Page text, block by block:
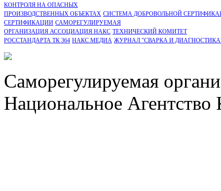
КОНТРОЛЯ НА ОПАСНЫХ
ПРОИЗВОДСТВЕННЫХ ОБЪЕКТАХ СИСТЕМА ДОБРОВОЛЬНОЙ
CЕРТИФИКАЦИИ САМОРЕГУЛИРУЕМАЯ
ОРГАНИЗАЦИЯ АССОЦИАЦИЯ НАКС ТЕХНИЧЕСКИЙ КОМИТЕТ
РОССТАНДАРТА ТК 364 НАКС МЕДИА ЖУРНАЛ "СВАРКА И
Саморегулируемая
Национальное Агентство